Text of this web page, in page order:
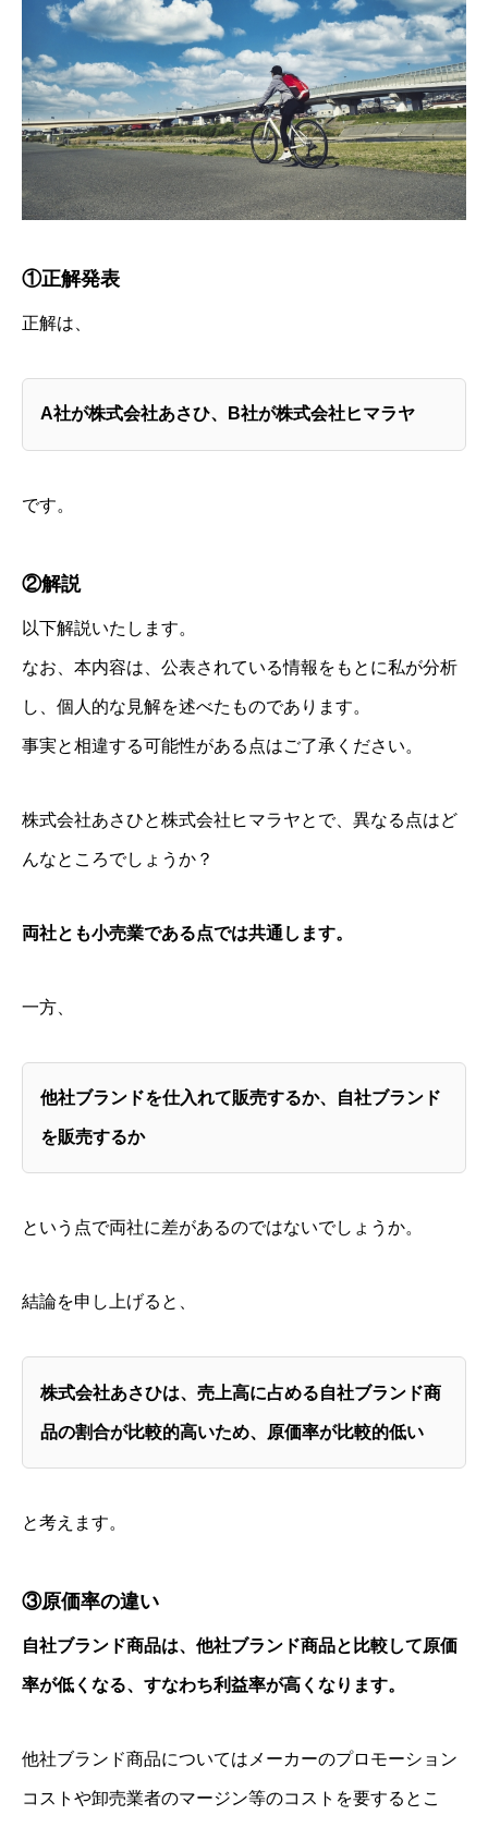
①正解発表
正解は、
A社が株式会社あさひ、B社が株式会社ヒマラヤ
です。
②解説
以下解説いたします。
なお、本内容は、公表されている情報をもとに私が分析
し、個人的な見解を述べたものであります。
事実と相違する可能性がある点はご了承ください。
株式会社あさひと株式会社ヒマラヤとで、異なる点はど
んなところでしょうか？
両社とも小売業である点では共通します。
一方、
他社ブランドを仕入れて販売するか、自社ブランド
を販売するか
という点で両社に差があるのではないでしょうか。
結論を申し上げると、
株式会社あさひは、売上高に占める自社ブランド商
品の割合が比較的高いため、原価率が比較的低い
と考えます。
③原価率の違い
自社ブランド商品は、他社ブランド商品と比較して原価
率が低くなる、すなわち利益率が高くなります。
他社ブランド商品についてはメーカーのプロモーション
コストや卸売業者のマージン等のコストを要するとこ
ご質問
BLOG
NEWS